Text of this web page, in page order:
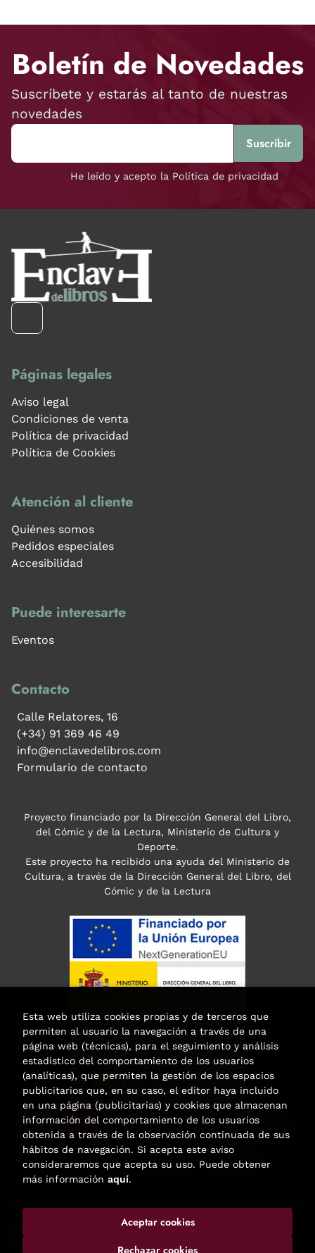
Boletín de Novedades
Suscríbete y estarás al tanto de nuestras
novedades
He leído y acepto la Política de privacidad
Páginas legales
Aviso legal
Condiciones de venta
Política de privacidad
Política de Cookies
Atención al cliente
Quiénes somos
Pedidos especiales
Accesibilidad
Puede interesarte
Eventos
Contacto
Calle Relatores, 16
(+34) 91 369 46 49
info@enclavedelibros.com
Formulario de contacto
Proyecto financiado por la Dirección General del Libro,
del Cómic y de la Lectura, Ministerio de Cultura y
Deporte.
Este proyecto ha recibido una ayuda del Ministerio de
Cultura, a través de la Dirección General del Libro, del
Cómic y de la Lectura
Esta actividad ha recibido una ayuda
para la modernización de las librerías de
la Comunidad de Madrid
correspondiente al año 2025.
. Todos los Derechos Reservados |
Esta web utiliza cookies propias y de terceros que
permiten al usuario la navegación a través de una
página web (técnicas), para el seguimiento y análisis
estadístico del comportamiento de los usuarios
(analíticas), que permiten la gestión de los espacios
publicitarios que, en su caso, el editor haya incluido
en una página (publicitarias) y cookies que almacenan
información del comportamiento de los usuarios
obtenida a través de la observación continuada de sus
hábitos de navegación. Si acepta este aviso
consideraremos que acepta su uso. Puede obtener
más información aquí.
Rechazar cookies
Aceptar cookies